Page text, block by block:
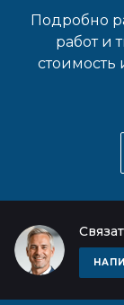
Подробно
работ и